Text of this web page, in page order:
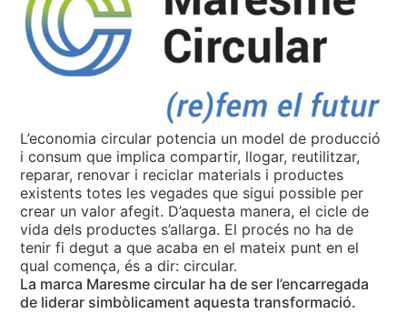
L’economia circular potencia un model de producció
i consum que implica compartir, llogar, reutilitzar,
reparar, renovar i reciclar materials i productes
existents totes les vegades que sigui possible per
crear un valor afegit. D’aquesta manera, el cicle de
vida dels productes s’allarga. El procés no ha de
tenir fi degut a que acaba en el mateix punt en el
qual comença, és a dir: circular.
La marca Maresme circular ha de ser l’encarregada
de liderar simbòlicament aquesta transformació.